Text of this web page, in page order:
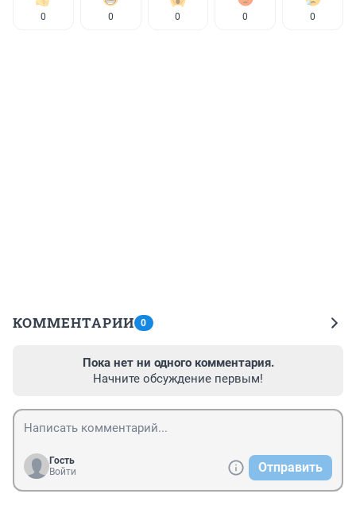
0 0 0 0 0
КОММЕНТАРИИ 0
Пока нет ни одного комментария.
Начните обсуждение первым!
Гость
Войти
Отправить